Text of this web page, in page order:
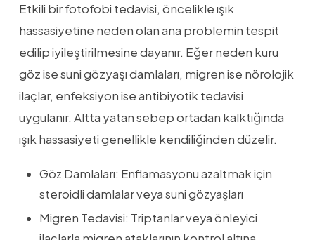
Etkili bir fotofobi tedavisi, öncelikle ışık
hassasiyetine neden olan ana problemin tespit
edilip iyileştirilmesine dayanır. Eğer neden kuru
göz ise suni gözyaşı damlaları, migren ise nörolojik
ilaçlar, enfeksiyon ise antibiyotik tedavisi
uygulanır. Altta yatan sebep ortadan kalktığında
ışık hassasiyeti genellikle kendiliğinden düzelir.
Göz Damlaları: Enflamasyonu azaltmak için
steroidli damlalar veya suni gözyaşları
Migren Tedavisi: Triptanlar veya önleyici